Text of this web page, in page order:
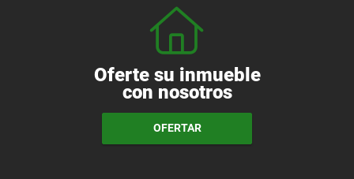
Oferte su inmueble
con nosotros
OFERTAR